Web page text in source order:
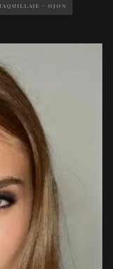
- OJOS